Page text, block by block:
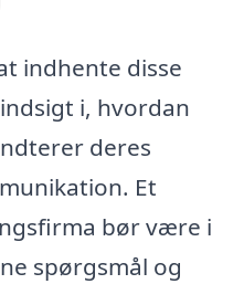
indhente disse
i, hvordan
deres
Et
bør være i
spørgsmål og